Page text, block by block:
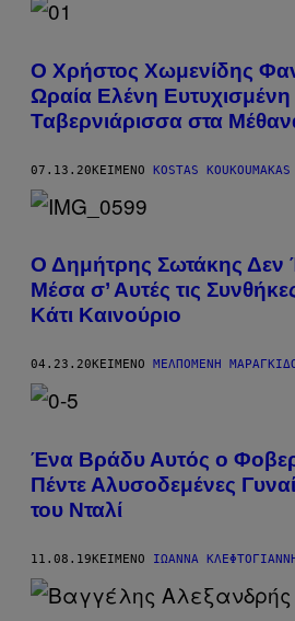
Ο Χρήστος Χωμενίδης
Ωραία Ελένη
Ταβερνιάρισσα στα
07.13.20ΚΕΊΜΕΝΟ KOSTAS KOUKOUMAKAS
Ο Δημήτρης Σωτάκης Δεν
Μέσα σ’ Αυτές τις
Κάτι Καινούριο
04.23.20 ΚΕΊΜΕΝΟ ΜΕΛΠΟΜΈΝΗ
Ένα Βράδυ Αυτός ο
Πέντε Αλυσοδεμένες
του Νταλί​
11.08.19ΚΕΊΜΕΝΟ ΙΩΆΝΝΑ